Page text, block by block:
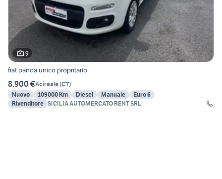
9
fiat panda unico propritario
8.900 €Acireale(CT)
Nuovo
109000 Km Diesel Manuale
Euro 6
Rivenditore SICILIA AUTOMERCATO RENT SRL